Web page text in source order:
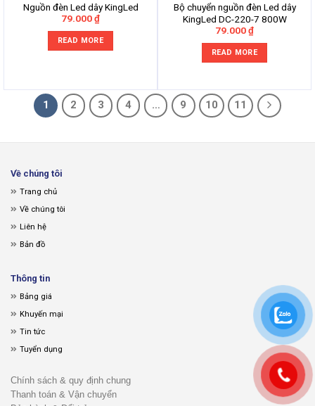
Nguồn đèn Led dây KingLed
79.000₫
READ MORE
Bộ chuyển nguồn đèn Led dây
KingLed DC-220-7 800W
79.000₫
READ MORE
1 2 3 4 … 9 10 11
Về chúng tôi
Trang chủ
Về chúng tôi
Liên hệ
Bản đồ
Thông tin
Bảng giá
Khuyến mại
Tin tức
Tuyển dụng
Chính sách & quy định chung
Thanh toán & Vận chuyển